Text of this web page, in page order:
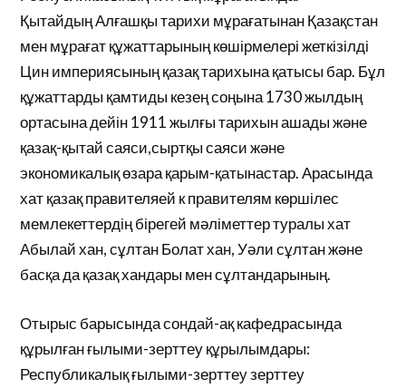
Қытайдың Алғашқы тарихи мұрағатынан Қазақстан
мен мұрағат құжаттарының көшірмелері жеткізілді
Цин империясының қазақ тарихына қатысы бар. Бұл
құжаттарды қамтиды кезең соңына 1730 жылдың
ортасына дейін 1911 жылғы тарихын ашады және
қазақ-қытай саяси,сыртқы саяси және
экономикалық өзара қарым-қатынастар. Арасында
хат қазақ правителяей к правителям көршілес
мемлекеттердің бірегей мәліметтер туралы хат
Абылай хан, сұлтан Болат хан, Уәли сұлтан және
басқа да қазақ хандары мен сұлтандарының.
Отырыс барысында сондай-ақ кафедрасында
құрылған ғылыми-зерттеу құрылымдары:
Республикалық ғылыми-зерттеу зерттеу